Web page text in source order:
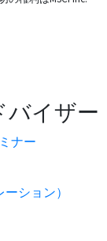
バイザー
ナー
ション）